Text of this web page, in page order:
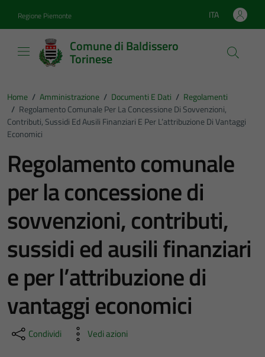
Regione Piemonte Lingua attiva:
ITA
Comune di Baldissero
Torinese
Home / Amministrazione / Documenti E Dati / Regolamenti
/ Regolamento Comunale Per La Concessione Di Sovvenzioni,
Contributi, Sussidi Ed Ausili Finanziari E Per L’attribuzione Di Vantaggi
Economici
Regolamento comunale
per la concessione di
sovvenzioni, contributi,
sussidi ed ausili finanziari
e per l’attribuzione di
vantaggi economici
Condividi Vedi azioni